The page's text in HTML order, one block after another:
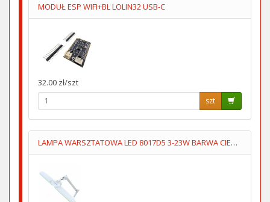
MODUŁ ESP WIFI+BL LOLIN32 USB-C
32.00 zł/szt
szt
LAMPA WARSZTATOWA LED 8017D5 3-23W BARWA CIEPŁA/ZIMNA